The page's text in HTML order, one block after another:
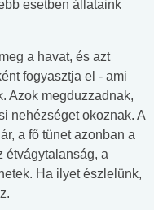
esetben állataink
a havat, és azt
fogyasztja el - ami
Azok megduzzadnak,
nehézséget okoznak. A
a fő tünet azonban a
étvágytalanság, a
Ha ilyet észlelünk,